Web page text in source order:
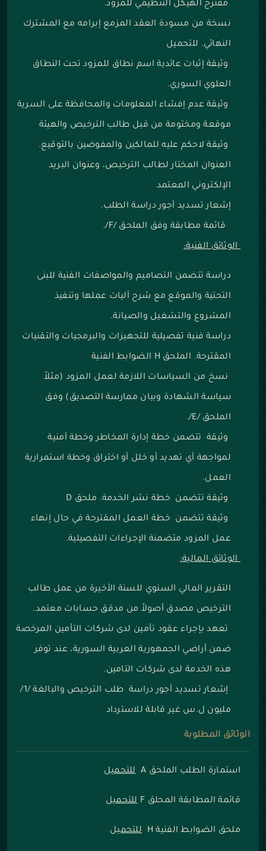
مقترح الهيكل التنظيمي للمزود.
نسخة من مسودة العقد المزمع إبرامه مع المشترك
النهائي. للتحميل
وثيقة إثبات عائدية اسم نطاق للمزود تحت النطاق
العلوي السوري.
وثيقة عدم إفشاء المعلومات والمحافظة على السرية
موقعة ومختومة من قبل طالب الترخيص والهيئة
وثيقة لاحكم عليه للمالكين والمفوضين بالتوقيع.
العنوان المختار لطالب الترخيص، وعنوان البريد
الإلكتروني المعتمد
‌إشعار تسديد أجور دراسة الطلب.
قائمة مطابقة وفق الملحق /F/.
الوثائق الفنية:
دراسة تتضمن التصاميم والمواصفات الفنية للبنى
التحتية والموقع مع شرح آليات عملها وتنفيذ
المشروع والتشغيل والصيانة.
دراسة فنية تفصيلية للتجهيزات والبرمجيات والتقنيات
المقترحة. الملحق H الضوابط الفنية
نسخ من السياسات اللازمة لعمل المزود (مثلاً
سياسة الشهادة وبيان ممارسة التصديق) وفق
الملحق /E/.
وثيقة تتضمن خطة إدارة المخاطر وخطة أمنية
لمواجهة أي تهديد أو خلل أو اختراق وخطة استمرارية
العمل.
وثيقة تتضمن خطة نشر الخدمة. ملحق D
وثيقة تتضمن خطة العمل المقترحة في حال إنهاء
عمل المزود متضمنة الإجراءات التفصيلية.
الوثائق المالية:
التقرير المالي السنوي للسنة الأخيرة من عمل طالب
الترخيص مصدق أصولاً من مدقق حسابات معتمد.
تعهد بإجراء عقود تأمين لدى شركات التأمين المرخصة
ضمن أراضي الجمهورية العربية السورية، عند توفر
هذه الخدمة لدى شركات التامين.
إشعار تسديد أجور دراسة طلب الترخيص والبالغة /1/
مليون ل.س غير قابلة للاسترداد
الوثائق المطلوبة
استمارة الطلب الملحق A للتحميل
قائمة المطابقة المحلق F للتحميل
ملحق الضوابط الفنية H للتحميل